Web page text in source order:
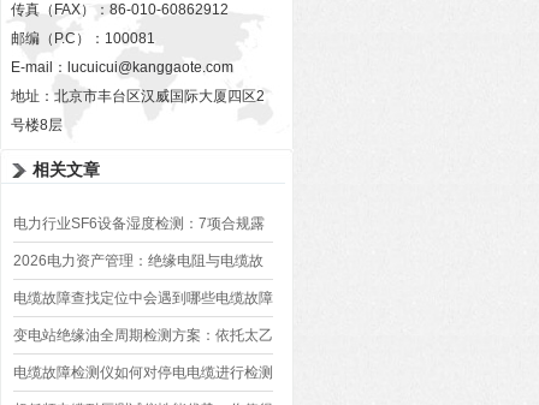
传真（FAX）：86-010-60862912
邮编（P.C）：100081
E-mail： lucuicui@kanggaote.com
地址：北京市丰台区汉威国际大厦四区2
号楼8层
相关文章
电力行业SF6设备湿度检测：7项合规露
点仪技术方案
2026电力资产管理：绝缘电阻与电缆故
障测试仪成套采购百科全书
电缆故障查找定位中会遇到哪些电缆故障
问题呢，原因和影响有哪些？
变电站绝缘油全周期检测方案：依托太乙
介损测试仪满足合规要求
电缆故障检测仪如何对停电电缆进行检测